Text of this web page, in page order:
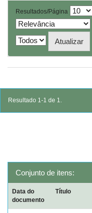
Resultados/Página
Resultado 1-1 de 1.
Conjunto de itens:
Data do
documento
Título